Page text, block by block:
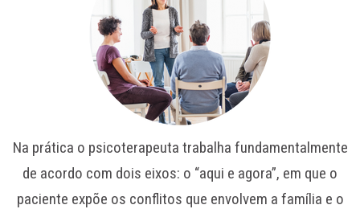
Na prática o psicoterapeuta trabalha fundamentalmente
de acordo com dois eixos: o “aqui e agora”, em que o
paciente expõe os conflitos que envolvem a família e o